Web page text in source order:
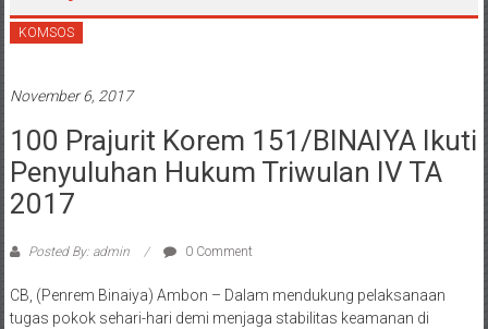
KOMSOS
November 6, 2017
100 Prajurit Korem 151/BINAIYA Ikuti
Penyuluhan Hukum Triwulan IV TA
2017
Posted By: admin 0 Comment
CB, (Penrem Binaiya) Ambon – Dalam mendukung pelaksanaan
tugas pokok sehari-hari demi menjaga stabilitas keamanan di